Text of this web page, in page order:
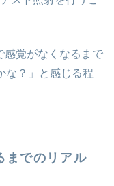
感覚がなくなるまで
な？」と感じる程
までのリアル